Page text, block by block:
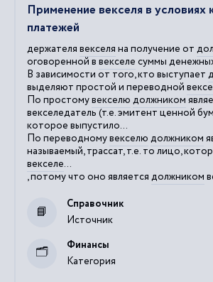
Применение векселя в условиях
платежей
держателя векселя на получение от
оговоренной ввекселе суммы
В зависимости от того, кто выступает
выделяют простой и переводной
По простомувекселю должником
векселедатель (т.е. эмитент ценной
которое выпустило...
По переводномувекселю должником
называемый, трассат, т.е. то лицо,
векселе...
, потому что оно является должником
Источник
Справочник
Категория
Финансы